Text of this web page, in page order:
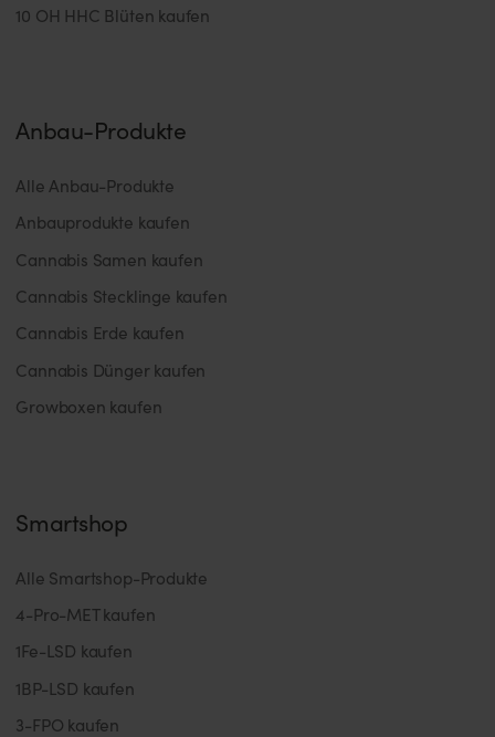
10 OH HHC Blüten kaufen
Anbau-Produkte
Alle Anbau-Produkte
Anbauprodukte kaufen
Cannabis Samen kaufen
Cannabis Stecklinge kaufen
Cannabis Erde kaufen
Cannabis Dünger kaufen
Growboxen kaufen
Smartshop
Alle Smartshop-Produkte
4-Pro-MET kaufen
1Fe-LSD kaufen
1BP-LSD kaufen
3-FPO kaufen